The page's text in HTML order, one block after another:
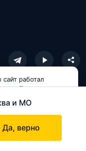
и МО
Да, верно
работал
вас. Продолжая